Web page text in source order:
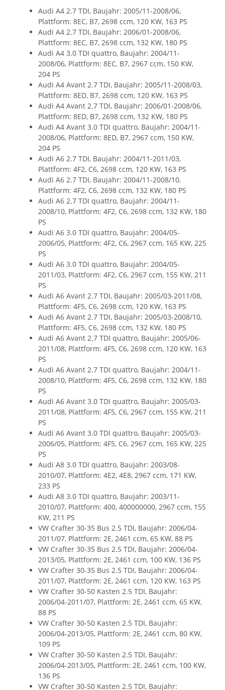
Audi A4 2.7 TDI, Baujahr: 2005/11-2008/06,
Plattform: 8EC, B7, 2698 ccm, 120 KW, 163 PS
Audi A4 2.7 TDI, Baujahr: 2006/01-2008/06,
Plattform: 8EC, B7, 2698 ccm, 132 KW, 180 PS
Audi A4 3.0 TDI quattro, Baujahr: 2004/11-
2008/06, Plattform: 8EC, B7, 2967 ccm, 150 KW,
204 PS
Audi A4 Avant 2.7 TDI, Baujahr: 2005/11-2008/03,
Plattform: 8ED, B7, 2698 ccm, 120 KW, 163 PS
Audi A4 Avant 2.7 TDI, Baujahr: 2006/01-2008/06,
Plattform: 8ED, B7, 2698 ccm, 132 KW, 180 PS
Audi A4 Avant 3.0 TDI quattro, Baujahr: 2004/11-
2008/06, Plattform: 8ED, B7, 2967 ccm, 150 KW,
204 PS
Audi A6 2.7 TDI, Baujahr: 2004/11-2011/03,
Plattform: 4F2, C6, 2698 ccm, 120 KW, 163 PS
Audi A6 2.7 TDI, Baujahr: 2004/11-2008/10,
Plattform: 4F2, C6, 2698 ccm, 132 KW, 180 PS
Audi A6 2.7 TDI quattro, Baujahr: 2004/11-
2008/10, Plattform: 4F2, C6, 2698 ccm, 132 KW, 180
PS
Audi A6 3.0 TDI quattro, Baujahr: 2004/05-
2006/05, Plattform: 4F2, C6, 2967 ccm, 165 KW, 225
PS
Audi A6 3.0 TDI quattro, Baujahr: 2004/05-
2011/03, Plattform: 4F2, C6, 2967 ccm, 155 KW, 211
PS
Audi A6 Avant 2.7 TDI, Baujahr: 2005/03-2011/08,
Plattform: 4F5, C6, 2698 ccm, 120 KW, 163 PS
Audi A6 Avant 2.7 TDI, Baujahr: 2005/03-2008/10,
Plattform: 4F5, C6, 2698 ccm, 132 KW, 180 PS
Audi A6 Avant 2.7 TDI quattro, Baujahr: 2005/06-
2011/08, Plattform: 4F5, C6, 2698 ccm, 120 KW, 163
PS
Audi A6 Avant 2.7 TDI quattro, Baujahr: 2004/11-
2008/10, Plattform: 4F5, C6, 2698 ccm, 132 KW, 180
PS
Audi A6 Avant 3.0 TDI quattro, Baujahr: 2005/03-
2011/08, Plattform: 4F5, C6, 2967 ccm, 155 KW, 211
PS
Audi A6 Avant 3.0 TDI quattro, Baujahr: 2005/03-
2006/05, Plattform: 4F5, C6, 2967 ccm, 165 KW, 225
PS
Audi A8 3.0 TDI quattro, Baujahr: 2003/08-
2010/07, Plattform: 4E2, 4E8, 2967 ccm, 171 KW,
233 PS
Audi A8 3.0 TDI quattro, Baujahr: 2003/11-
2010/07, Plattform: 400, 400000000, 2967 ccm, 155
KW, 211 PS
VW Crafter 30-35 Bus 2.5 TDI, Baujahr: 2006/04-
2011/07, Plattform: 2E, 2461 ccm, 65 KW, 88 PS
VW Crafter 30-35 Bus 2.5 TDI, Baujahr: 2006/04-
2013/05, Plattform: 2E, 2461 ccm, 100 KW, 136 PS
VW Crafter 30-35 Bus 2.5 TDI, Baujahr: 2006/04-
2011/07, Plattform: 2E, 2461 ccm, 120 KW, 163 PS
VW Crafter 30-50 Kasten 2.5 TDI, Baujahr:
2006/04-2011/07, Plattform: 2E, 2461 ccm, 65 KW,
88 PS
VW Crafter 30-50 Kasten 2.5 TDI, Baujahr:
2006/04-2013/05, Plattform: 2E, 2461 ccm, 80 KW,
109 PS
VW Crafter 30-50 Kasten 2.5 TDI, Baujahr:
2006/04-2013/05, Plattform: 2E, 2461 ccm, 100 KW,
136 PS
VW Crafter 30-50 Kasten 2.5 TDI, Baujahr: